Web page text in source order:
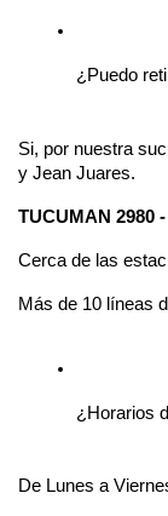
¿Puedo
Si, por nuestra
y Jean Juares.
TUCUMAN 2980
Cerca de las
Más de 10 líneas
¿Horarios
De Lunes a